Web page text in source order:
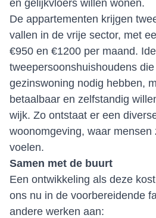
en gelijkvloers willen wonen.
De appartementen krijgen
vallen in de vrije sector, met
€950 en €1200 per maand.
tweepersoonshuishoudens
gezinswoning nodig hebben,
betaalbaar en zelfstandig
wijk. Zo ontstaat er een
woonomgeving, waar mensen
voelen.
Samen met de buurt
Een ontwikkeling als deze
ons nu in de voorbereidende
andere werken aan: